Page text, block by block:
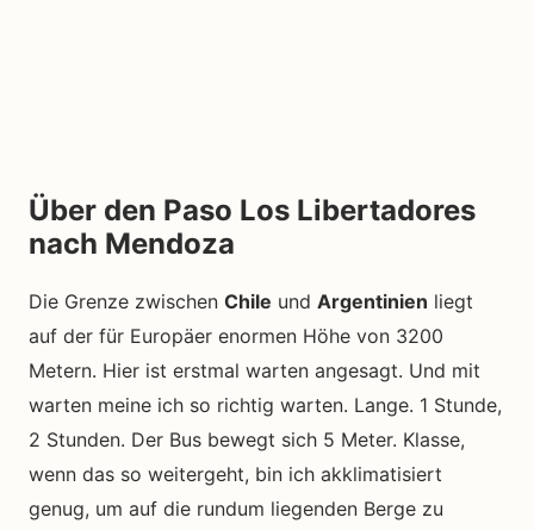
Über den Paso Los Libertadores
nach Mendoza
Die Grenze zwischen Chile und Argentinien liegt
auf der für Europäer enormen Höhe von 3200
Metern. Hier ist erstmal warten angesagt. Und mit
warten meine ich so richtig warten. Lange. 1 Stunde,
2 Stunden. Der Bus bewegt sich 5 Meter. Klasse,
wenn das so weitergeht, bin ich akklimatisiert
genug, um auf die rundum liegenden Berge zu